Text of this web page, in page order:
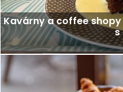
Kavárny a coffee
s